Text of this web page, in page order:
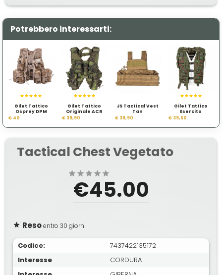
Potrebbero interessarti:
Gilet Tattico
Osprey DPM
Esercito Inglese
€ 40
Gilet Tattico
Originale ACR
MNS 2000 SPM
€ 39,90
JS Tactical Vest
Tan
€ 39,90
Gilet Tattico
Esercito
Olandese
€ 39,50
Tactical Chest Vegetato
€45.00
Resoentro 30 giorni
Codice:
7437422135172
Interesse
CORDURA